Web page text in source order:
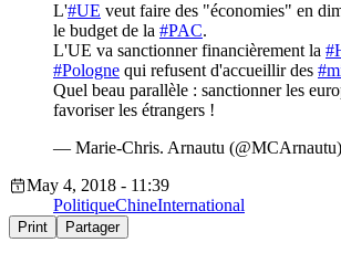
L'#UE veut faire des "économies" en
le budget de la #PAC.
L'UE va sanctionner financièrement la
#Pologne qui refusent d'accueillir des
Quel beau parallèle : sanctionner les
favoriser les étrangers !
— Marie-Chris. Arnautu (@MCArnautu)
May 4, 2018 - 11:39
PolitiqueChineInternational
Print Partager